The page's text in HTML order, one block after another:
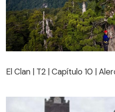
El Clan | T2 | Capítulo 10 |